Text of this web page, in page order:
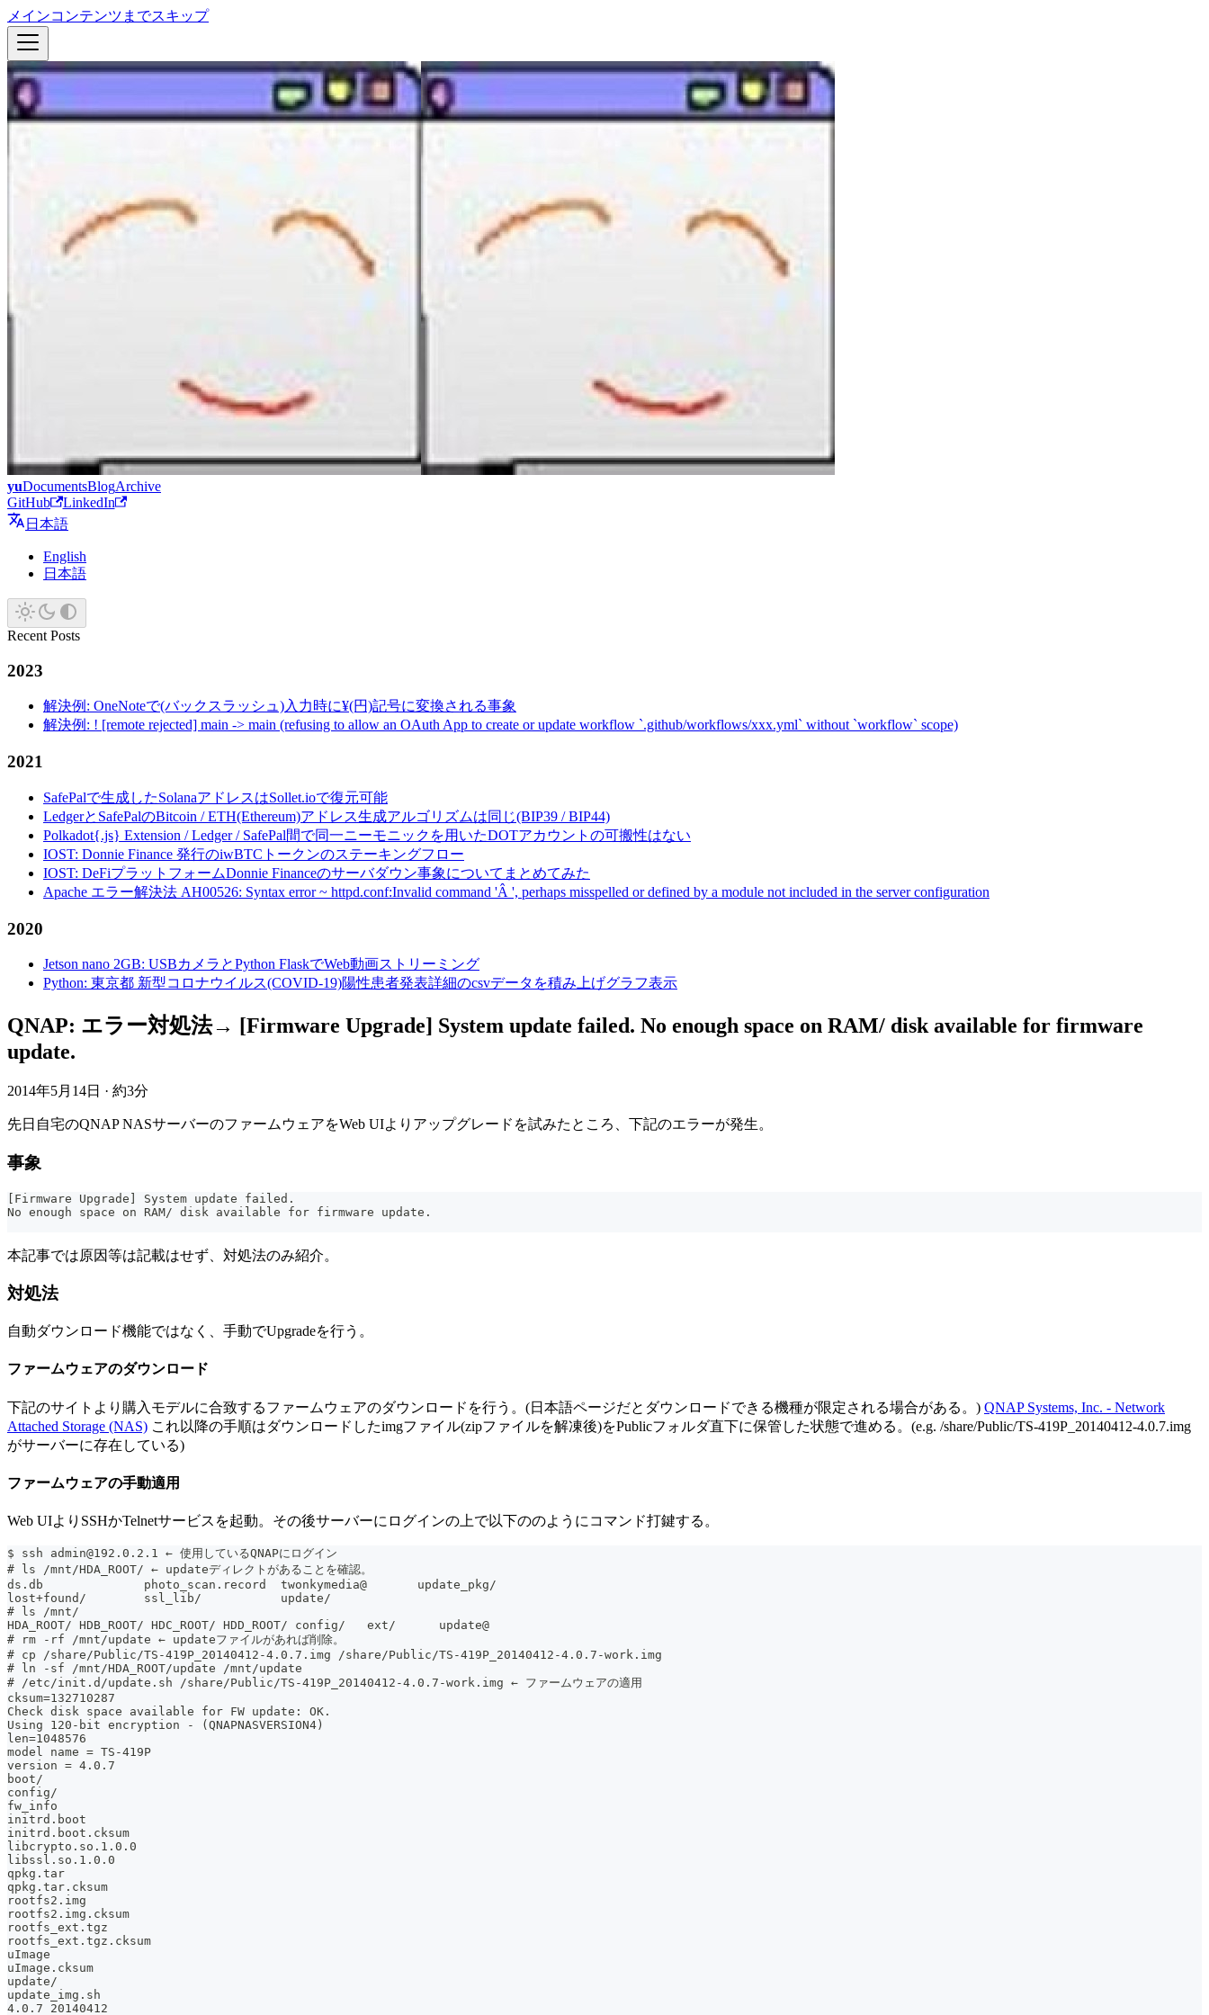
メインコンテンツまでスキップ
yuDocumentsBlogArchive
GitHub
LinkedIn
日本語
English
日本語
Recent Posts
2023
解決例: OneNoteで(バックスラッシュ)入力時に¥(円)記号に変換される事象
解決例: ! [remote rejected] main -> main (refusing to allow an OAuth App to create or update workflow `.github/workflows/xxx.yml` without `workflow` scope)
2021
SafePalで生成したSolanaアドレスはSollet.ioで復元可能
LedgerとSafePalのBitcoin / ETH(Ethereum)アドレス生成アルゴリズムは同じ(BIP39 / BIP44)
Polkadot{.js} Extension / Ledger / SafePal間で同一ニーモニックを用いたDOTアカウントの可搬性はない
IOST: Donnie Finance 発行のiwBTCトークンのステーキングフロー
IOST: DeFiプラットフォームDonnie Financeのサーバダウン事象についてまとめてみた
Apache エラー解決法 AH00526: Syntax error ~ httpd.conf:Invalid command 'Â ', perhaps misspelled or defined by a module not included in the server configuration
2020
Jetson nano 2GB: USBカメラとPython FlaskでWeb動画ストリーミング
Python: 東京都 新型コロナウイルス(COVID-19)陽性患者発表詳細のcsvデータを積み上げグラフ表示
QNAP: エラー対処法→ [Firmware Upgrade] System update failed. No enough space on RAM/ disk available for firmware
update.
2014年5月14日 · 約3分
先日自宅のQNAP NASサーバーのファームウェアをWeb UIよりアップグレードを試みたところ、下記のエラーが発生。
事象
[Firmware Upgrade] System update failed.
No enough space on RAM/ disk available for firmware update.
本記事では原因等は記載はせず、対処法のみ紹介。
対処法
自動ダウンロード機能ではなく、手動でUpgradeを行う。
ファームウェアのダウンロード
下記のサイトより購入モデルに合致するファームウェアのダウンロードを行う。(日本語ページだとダウンロードできる機種が限定される場合がある。) QNAP Systems, Inc. - Network
Attached Storage (NAS) これ以降の手順はダウンロードしたimgファイル(zipファイルを解凍後)をPublicフォルダ直下に保管した状態で進める。(e.g. /share/Public/TS-419P_20140412-4.0.7.img
がサーバーに存在している)
ファームウェアの手動適用
Web UIよりSSHかTelnetサービスを起動。その後サーバーにログインの上で以下ののようにコマンド打鍵する。
$ ssh admin@192.0.2.1 ← 使用しているQNAPにログイン
# ls /mnt/HDA_ROOT/ ← updateディレクトがあることを確認。
ds.db              photo_scan.record  twonkymedia@       update_pkg/
lost+found/        ssl_lib/           update/
# ls /mnt/
HDA_ROOT/ HDB_ROOT/ HDC_ROOT/ HDD_ROOT/ config/   ext/      update@
# rm -rf /mnt/update ← updateファイルがあれば削除。
# cp /share/Public/TS-419P_20140412-4.0.7.img /share/Public/TS-419P_20140412-4.0.7-work.img
# ln -sf /mnt/HDA_ROOT/update /mnt/update
# /etc/init.d/update.sh /share/Public/TS-419P_20140412-4.0.7-work.img ← ファームウェアの適用
cksum=132710287
Check disk space available for FW update: OK.
Using 120-bit encryption - (QNAPNASVERSION4)
len=1048576
model name = TS-419P
version = 4.0.7
boot/
config/
fw_info
initrd.boot
initrd.boot.cksum
libcrypto.so.1.0.0
libssl.so.1.0.0
qpkg.tar
qpkg.tar.cksum
rootfs2.img
rootfs2.img.cksum
rootfs_ext.tgz
rootfs_ext.tgz.cksum
uImage
uImage.cksum
update/
update_img.sh
4.0.7 20140412